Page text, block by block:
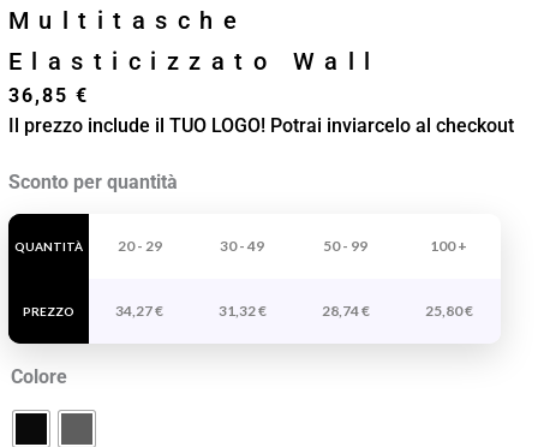
Multitasche
Elasticizzato Wall
36,85 €
Il prezzo include il TUO LOGO! Potrai inviarcelo al checkout
Sconto per quantità
QUANTITÀ
PREZZO
20 - 29 30 - 49 50 - 99 100 +
34,27€ 31,32€ 28,74€ 25,80€
Colore
Pantalone
Da
Lavoro
Elasticizzato
Wall
quantità